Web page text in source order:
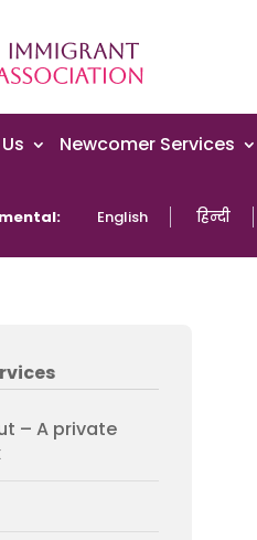
Newcomer Services
English हिन्दी
– A private